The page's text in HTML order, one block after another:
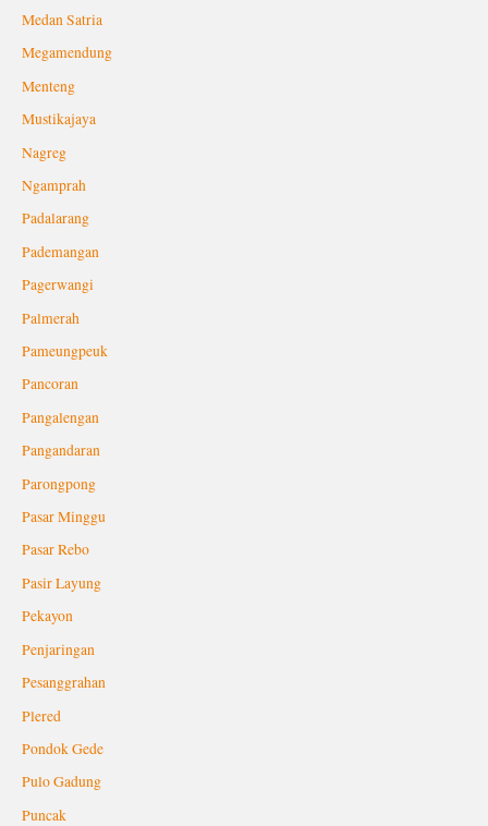
Medan Satria
Megamendung
Menteng
Mustikajaya
Nagreg
Ngamprah
Padalarang
Pademangan
Pagerwangi
Palmerah
Pameungpeuk
Pancoran
Pangalengan
Pangandaran
Parongpong
Pasar Minggu
Pasar Rebo
Pasir Layung
Pekayon
Penjaringan
Pesanggrahan
Plered
Pondok Gede
Pulo Gadung
Puncak